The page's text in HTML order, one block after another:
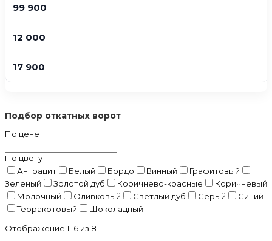
99 900
12 000
17 900
Подбор откатных ворот
По цене
По цвету
Антрацит
Белый Бордо Винный
Графитовый
Зеленый
Золотой дуб Коричнево-красные
Коричневый
Молочный
Оливковый Светлый дуб Серый
Синий
Терракотовый
Шоколадный
Отображение 1–6 из 8